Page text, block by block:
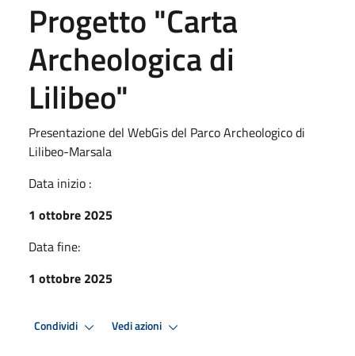
Progetto "Carta
Archeologica di
Lilibeo"
Presentazione del WebGis del Parco Archeologico di
Lilibeo-Marsala
Data inizio :
1 ottobre 2025
Data fine:
1 ottobre 2025
Condividi Vedi azioni